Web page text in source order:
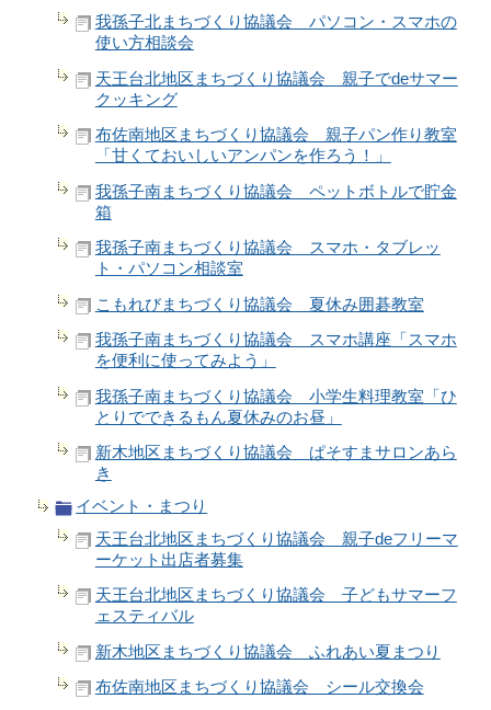
我孫子北まちづくり協議会 パソコン・スマホの
使い方相談会
天王台北地区まちづくり協議会 親子でdeサマー
クッキング
布佐南地区まちづくり協議会 親子パン作り教室
「甘くておいしいアンパンを作ろう！」
我孫子南まちづくり協議会 ペットボトルで貯金
箱
我孫子南まちづくり協議会 スマホ・タブレッ
ト・パソコン相談室
こもれびまちづくり協議会 夏休み囲碁教室
我孫子南まちづくり協議会 スマホ講座「スマホ
を便利に使ってみよう」
我孫子南まちづくり協議会 小学生料理教室「ひ
とりでできるもん夏休みのお昼」
新木地区まちづくり協議会 ぱそすまサロンあら
き
イベント・まつり
天王台北地区まちづくり協議会 親子deフリーマ
ーケット出店者募集
天王台北地区まちづくり協議会 子どもサマーフ
ェスティバル
新木地区まちづくり協議会 ふれあい夏まつり
布佐南地区まちづくり協議会 シール交換会